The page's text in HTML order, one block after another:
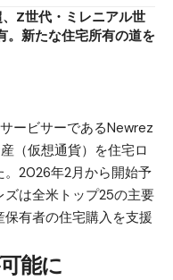
Z世代・ミレニアル世
。新たな住宅所有の道を
ービサーであるNewrez
（仮想通貨）を住宅ロ
。2026年2月から開始予
は全米トップ25の主要
有者の住宅購入を支援
能に